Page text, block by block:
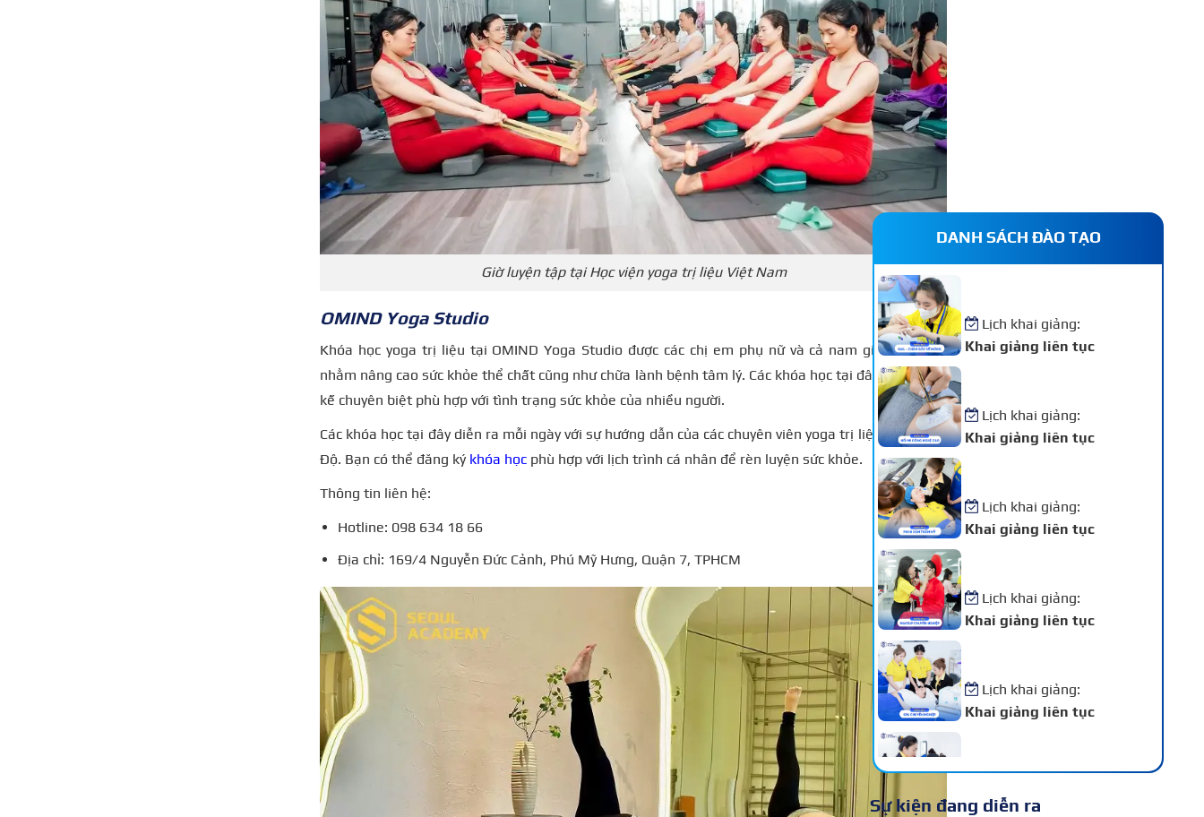
Giờ luyện tập tại Học viện yoga trị liệu Việt Nam
OMIND Yoga Studio
Khóa học yoga trị liệu tại OMIND Yoga Studio được các chị em phụ nữ và cả nam giới lựa chọn
nhằm nâng cao sức khỏe thể chất cũng như chữa lành bệnh tâm lý. Các khóa học tại đây được thiết
kế chuyên biệt phù hợp với tình trạng sức khỏe của nhiều người.
Các khóa học tại đây diễn ra mỗi ngày với sự hướng dẫn của các chuyên viên yoga trị liệu đến từ Ấn
Độ. Bạn có thể đăng ký khóa học phù hợp với lịch trình cá nhân để rèn luyện sức khỏe.
Thông tin liên hệ:
Hotline: 098 634 18 66
Địa chỉ: 169/4 Nguyễn Đức Cảnh, Phú Mỹ Hưng, Quận 7, TPHCM
DANH SÁCH ĐÀO TẠO
Lịch khai giảng:
Khai giảng liên tục
Lịch khai giảng:
Khai giảng liên tục
Lịch khai giảng:
Khai giảng liên tục
Lịch khai giảng:
Khai giảng liên tục
Lịch khai giảng:
Khai giảng liên tục
Khai giảng liên tục
Sự kiện đang diễn ra